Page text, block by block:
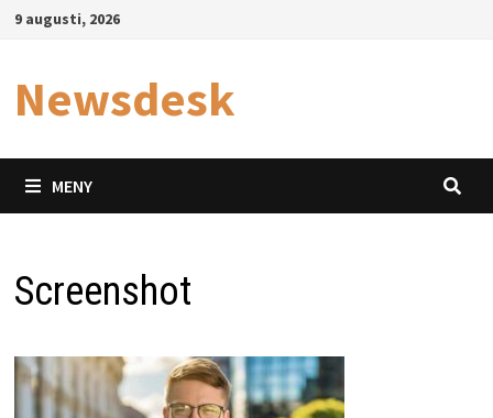
Hoppa
9 augusti, 2026
Newsdesk
MENY
Screenshot